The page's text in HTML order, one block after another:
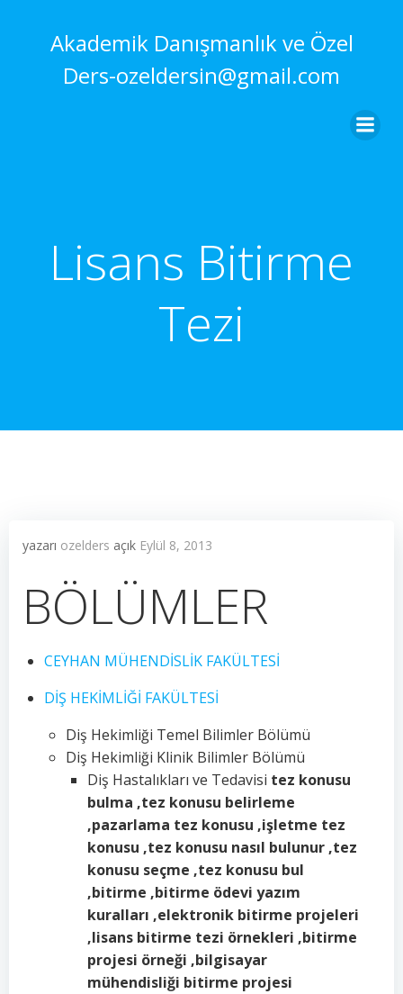
Akademik Danışmanlık ve Özel
Ders-ozeldersin@gmail.com
Lisans Bitirme
Tezi
yazarı ozelders açık Eylül 8, 2013
BÖLÜMLER
CEYHAN MÜHENDİSLİK FAKÜLTESİ
DİŞ HEKİMLİĞİ FAKÜLTESİ
Diş Hekimliği Temel Bilimler Bölümü
Diş Hekimliği Klinik Bilimler Bölümü
Diş Hastalıkları ve Tedavisi tez konusu
bulma ,tez konusu belirleme
,pazarlama tez konusu ,işletme tez
konusu ,tez konusu nasıl bulunur ,tez
konusu seçme ,tez konusu bul
,bitirme ,bitirme ödevi yazım
kuralları ,elektronik bitirme projeleri
,lisans bitirme tezi örnekleri ,bitirme
projesi örneği ,bilgisayar
mühendisliği bitirme projesi